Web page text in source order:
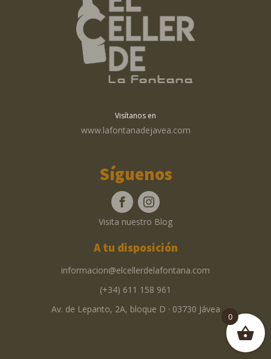
Visítanos en
www.lafontanadejavea.com
Síguenos
Visita nuestro Blog
A tu disposición
informacion@elcellerdelafontana.com
(+34) 611 158 961
Av. de Lepanto, 2A, bloque D · 03730 Jávea
0